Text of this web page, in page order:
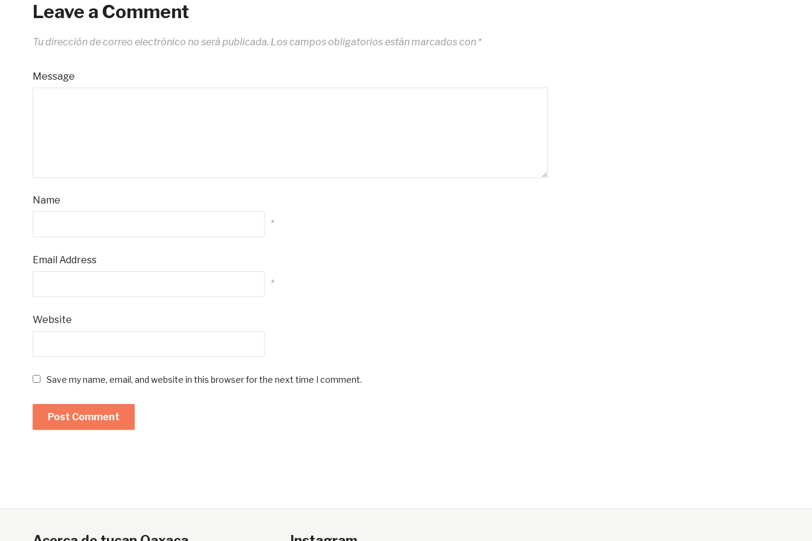
Leave a Comment
Tu dirección de correo electrónico no será publicada. Los campos obligatorios están marcados con *
Message
Name
*
Email Address
*
Website
Save my name, email, and website in this browser for the next time I comment.